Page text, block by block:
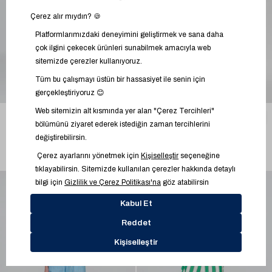
11" Mid Rise Fransız Havlu
Kumaş Denim Uzun Şort
2.399,99 TL
1.999,99 TL
9" Mid Rise Denim Bermuda
Şort